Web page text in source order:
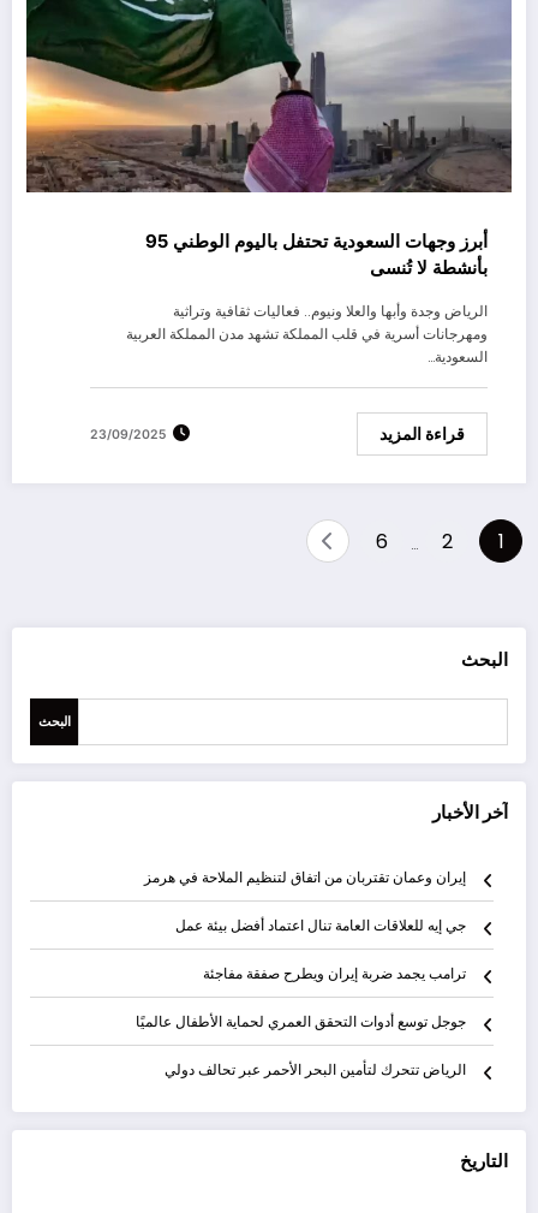
أبرز وجهات السعودية تحتفل باليوم الوطني 95
بأنشطة لا تُنسى
الرياض وجدة وأبها والعلا ونيوم.. فعاليات ثقافية وتراثية
ومهرجانات أسرية في قلب المملكة تشهد مدن المملكة العربية
السعودية…
قراءة المزيد 23/09/2025
Posts
1
2
6
البحث
البحث
آخر الأخبار
إيران وعمان تقتربان من اتفاق لتنظيم الملاحة في هرمز
جي إيه للعلاقات العامة تنال اعتماد أفضل بيئة عمل
ترامب يجمد ضربة إيران ويطرح صفقة مفاجئة
جوجل توسع أدوات التحقق العمري لحماية الأطفال عالميًا
الرياض تتحرك لتأمين البحر الأحمر عبر تحالف دولي
التاريخ